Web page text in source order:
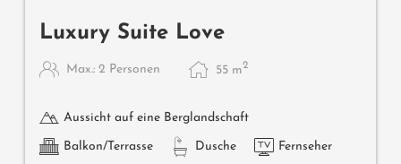
Luxury Suite Love
Max.: 2 Personen 55 m2
Aussicht auf eine Berglandschaft
Balkon/Terrasse Dusche Fernseher